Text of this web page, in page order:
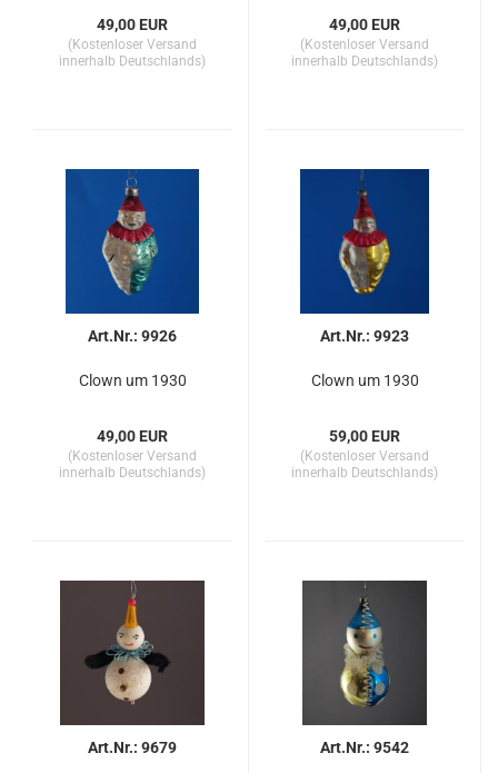
49,00 EUR
(Kostenloser Versand
innerhalb Deutschlands)
49,00 EUR
(Kostenloser Versand
innerhalb Deutschlands)
Art.Nr.: 9926
Clown um 1930
49,00 EUR
(Kostenloser Versand
innerhalb Deutschlands)
Art.Nr.: 9923
Clown um 1930
59,00 EUR
(Kostenloser Versand
innerhalb Deutschlands)
Art.Nr.: 9679 Art.Nr.: 9542